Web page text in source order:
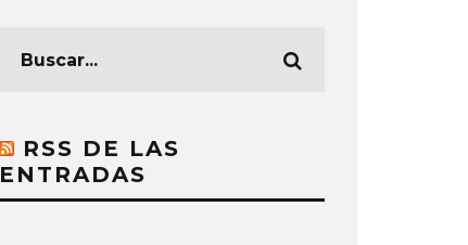
RSS DE LAS
ENTRADAS